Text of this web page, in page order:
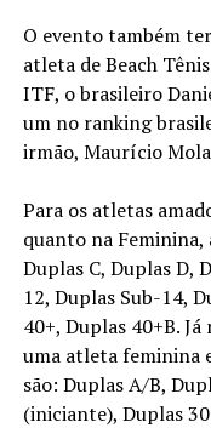
O evento também
atleta de Beach
ITF, o brasileiro
um no ranking
irmão, Maurício
Para os atletas
quanto na Feminina,
Duplas C, Duplas D,
12, Duplas Sub-14,
40+, Duplas 40+B.
uma atleta feminina
são: Duplas A/B,
(iniciante), Duplas